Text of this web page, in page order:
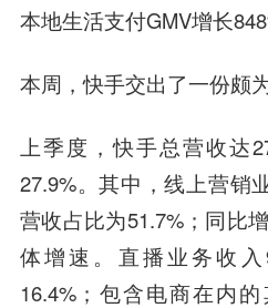
本地生活支付GMV增长
本周，快手交出了一份颇
上季度，快手总营收达
27.9%。其中，线上营销
营收占比为51.7%；同比
体增速。直播业务收
16.4%；包含电商在内